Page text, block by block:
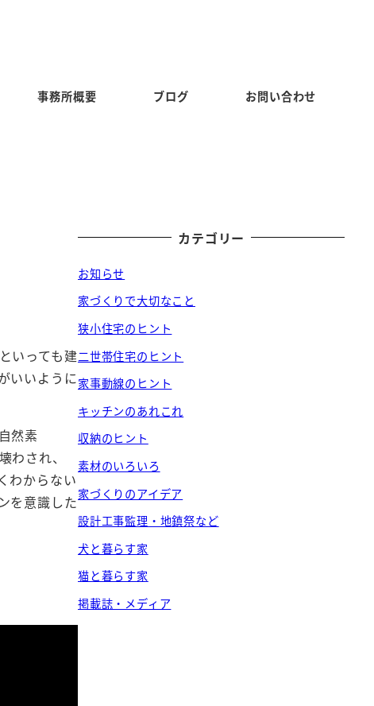
事務所概要 ブログ お問い合わせ
いっても建
いいように
然素
され、
わからない
を意識した
カテゴリー
お知らせ
家づくりで大切なこと
狭小住宅のヒント
二世帯住宅のヒント
家事動線のヒント
キッチンのあれこれ
収納のヒント
素材のいろいろ
家づくりのアイデア
設計工事監理・地鎮祭など
犬と暮らす家
猫と暮らす家
掲載誌・メディア